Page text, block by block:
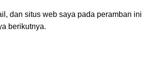
dan situs web saya pada peramban ini
berikutnya.